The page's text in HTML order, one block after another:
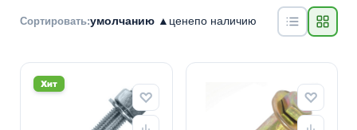
Сортировать:умолчанию ▲ ценепо наличию
Хит